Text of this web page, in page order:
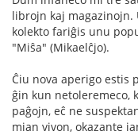
librojn kaj magazinojn.
kolekto fariĝis unu
"Miŝa" (Mikaelĉjo).
Ĉiu nova aperigo estis
ĝin kun netoleremeco,
paĝojn, eĉ ne
mian vivon, okazante